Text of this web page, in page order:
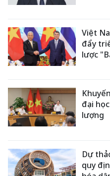
Việt
đẩy
lược
đại
lượng
Dự
quy